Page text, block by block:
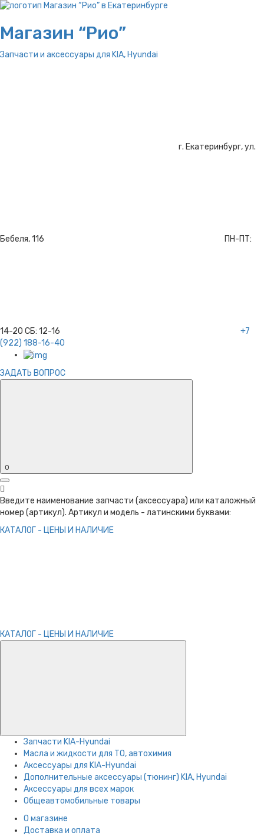
Магазин “Рио”
Запчасти и аксессуары для KIA, Hyundai
г. Екатеринбург, ул.
Бебеля, 116 ПН-ПТ:
14-20 СБ: 12-16
+7
(922) 188-16-40
ЗАДАТЬ ВОПРОС
0
Введите наименование запчасти (аксессуара) или каталожный
номер (артикул). Артикул и модель - латинскими буквами:
КАТАЛОГ - ЦЕНЫ И НАЛИЧИЕ
КАТАЛОГ - ЦЕНЫ И НАЛИЧИЕ
Запчасти KIA-Hyundai
Масла и жидкости для ТО, автохимия
Аксессуары для KIA-Hyundai
Дополнительные аксессуары (тюнинг) KIA, Hyundai
Аксессуары для всех марок
Общеавтомобильные товары
О магазине
Доставка и оплата